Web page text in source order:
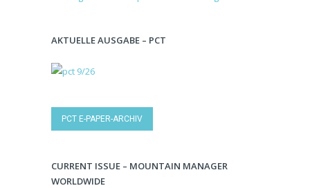
AKTUELLE AUSGABE – PCT
PCT E-PAPER-ARCHIV
CURRENT ISSUE – MOUNTAIN MANAGER
WORLDWIDE